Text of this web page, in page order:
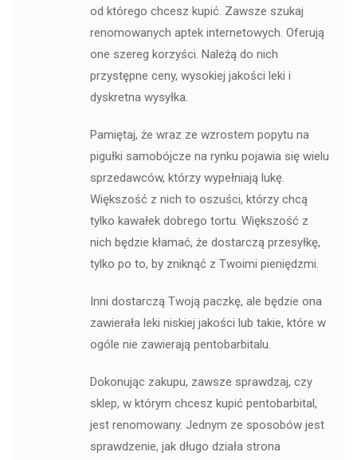
od którego chcesz kupić. Zawsze szukaj
renomowanych aptek internetowych. Oferują
one szereg korzyści. Należą do nich
przystępne ceny, wysokiej jakości leki i
dyskretna wysyłka.
Pamiętaj, że wraz ze wzrostem popytu na
pigułki samobójcze na rynku pojawia się wielu
sprzedawców, którzy wypełniają lukę.
Większość z nich to oszuści, którzy chcą
tylko kawałek dobrego tortu. Większość z
nich będzie kłamać, że dostarczą przesyłkę,
tylko po to, by zniknąć z Twoimi pieniędzmi.
Inni dostarczą Twoją paczkę, ale będzie ona
zawierała leki niskiej jakości lub takie, które w
ogóle nie zawierają pentobarbitalu.
Dokonując zakupu, zawsze sprawdzaj, czy
sklep, w którym chcesz kupić pentobarbital,
jest renomowany. Jednym ze sposobów jest
sprawdzenie, jak długo działa strona